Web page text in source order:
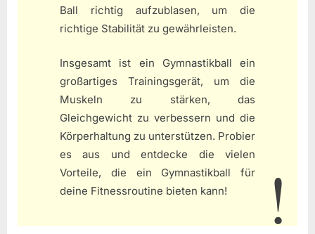
Ball richtig aufzublasen, um die
richtige Stabilität zu gewährleisten.
Insgesamt ist ein Gymnastikball ein
großartiges Trainingsgerät, um die
Muskeln zu stärken, das
Gleichgewicht zu verbessern und die
Körperhaltung zu unterstützen. Probier
es aus und entdecke die vielen
Vorteile, die ein Gymnastikball für
deine Fitnessroutine bieten kann!